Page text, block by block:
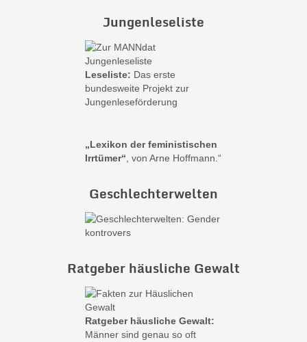
Jungenleseliste
Leseliste: Das erste
bundesweite Projekt zur
Jungenleseförderung
„Lexikon der feministischen
Irrtümer“ , von Arne Hoffmann.“
Geschlechterwelten
Ratgeber häusliche Gewalt
Ratgeber häusliche Gewalt:
Männer sind genau so oft